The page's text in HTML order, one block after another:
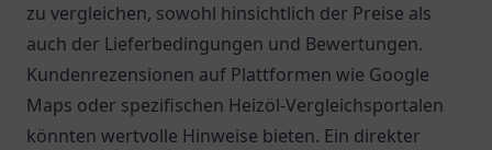
zu vergleichen, sowohl hinsichtlich der Preise als
auch der Lieferbedingungen und Bewertungen.
Kundenrezensionen auf Plattformen wie Google
Maps oder spezifischen Heizöl-Vergleichsportalen
könnten wertvolle Hinweise bieten. Ein direkter